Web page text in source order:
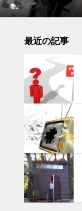
巻。
最近の記事